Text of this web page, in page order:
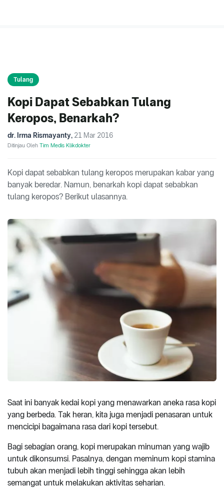
Tulang
Kopi Dapat Sebabkan Tulang
Keropos, Benarkah?
dr. Irma Rismayanty, 21 Mar 2016
Ditinjau Oleh Tim Medis Klikdokter
Kopi dapat sebabkan tulang keropos merupakan kabar yang
banyak beredar. Namun, benarkah kopi dapat sebabkan
tulang keropos? Berikut ulasannya.
Saat ini banyak kedai kopi yang menawarkan aneka rasa kopi
yang berbeda. Tak heran, kita juga menjadi penasaran untuk
mencicipi bagaimana rasa dari kopi tersebut.
Bagi sebagian orang, kopi merupakan minuman yang wajib
untuk dikonsumsi. Pasalnya, dengan meminum kopi stamina
tubuh akan menjadi lebih tinggi sehingga akan lebih
semangat untuk melakukan aktivitas seharian.